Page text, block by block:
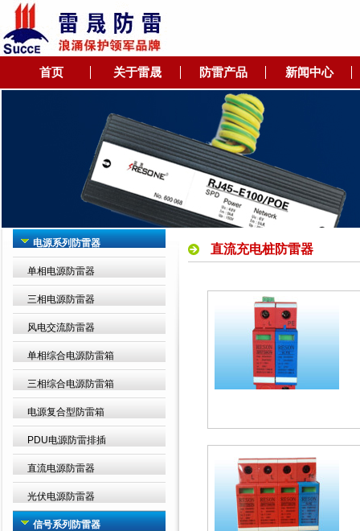
首页 关于雷晟 防雷产品 新闻中心
电源系列防雷器
单相电源防雷器
三相电源防雷器
风电交流防雷器
单相综合电源防雷箱
三相综合电源防雷箱
电源复合型防雷箱
PDU电源防雷排插
直流电源防雷器
光伏电源防雷器
信号系列防雷器
直流充电桩防雷器